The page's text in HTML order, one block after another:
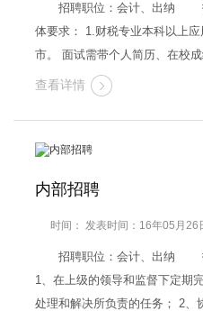
招聘职位：会计、出纳
体要求： 1.财税专业本科以上
市。 面试需带个人简历、在校
式：朱子超0351-3075871
查看详情
内部招聘
时间： 发表时间：16年05月26
招聘职位：会计、出纳
1、在上级的领导和监督下定期
处理和解决所负责的任务； 2、